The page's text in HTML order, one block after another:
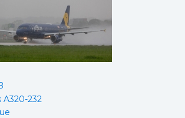
A320-232